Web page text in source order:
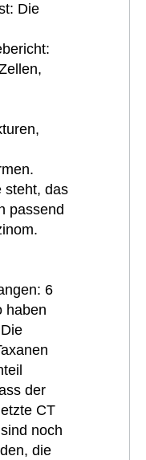
Die
steht, das
passend
6
haben
der
CT
noch
die